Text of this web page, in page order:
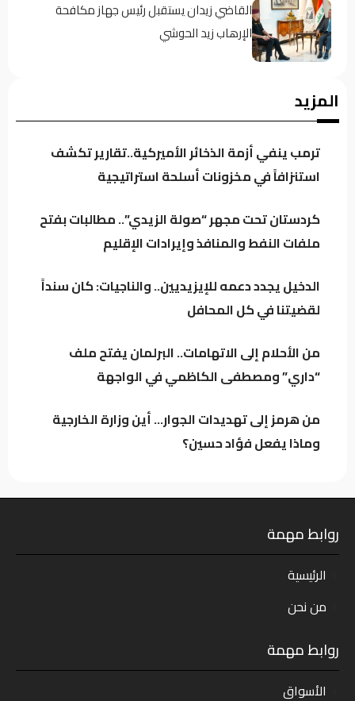
القاضي زيدان يستقبل رئيس جهاز مكافحة
الإرهاب زيد الحوشي
كردستان تحت مجهر “صولة الزيدي”.. مطالبات
بفتح ملفات النفط والمنافذ وإيرادات الإقليم
باحث سياسي: النظام في العراق لا يدير الأزمات..
النقاش
المزيد
ترمب ينفي أزمة الذخائر الأميركية..تقارير تكشف
استنزافاً في مخزونات أسلحة استراتيجية
كردستان تحت مجهر “صولة الزيدي”.. مطالبات بفتح
ملفات النفط والمنافذ وإيرادات الإقليم
الدخيل يجدد دعمه للإيزيديين.. والناجيات: كان سنداً
لقضيتنا في كل المحافل
من الأحلام إلى الاتهامات.. البرلمان يفتح ملف
“داري” ومصطفى الكاظمي في الواجهة
من هرمز إلى تهديدات الجوار… أين وزارة الخارجية
وماذا يفعل فؤاد حسين؟
روابط مهمة
الرئيسية
من نحن
روابط مهمة
الأسواق